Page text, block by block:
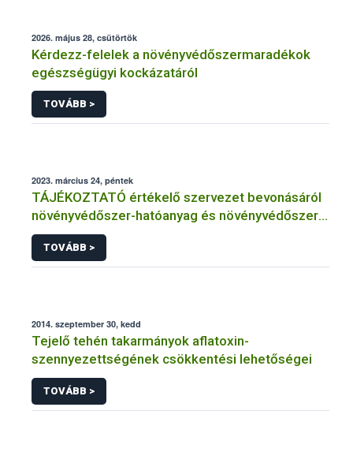
2026. május 28, csütörtök
Kérdezz-felelek a növényvédőszermaradékok
egészségügyi kockázatáról
TOVÁBB >
2023. március 24, péntek
TÁJÉKOZTATÓ értékelő szervezet bevonásáról
növényvédőszer-hatóanyag és növényvédőszer
engedélyezésére, továbbá a meglévő engedély
meghosszabbítására vagy módosítására irányuló
eljárásba
TOVÁBB >
2014. szeptember 30, kedd
Tejelő tehén takarmányok aflatoxin-
szennyezettségének csökkentési lehetőségei
TOVÁBB >